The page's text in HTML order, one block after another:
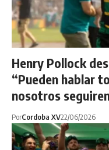
Henry Pollock
“Pueden hablar
nosotros
PorCordoba XV22/06/2026